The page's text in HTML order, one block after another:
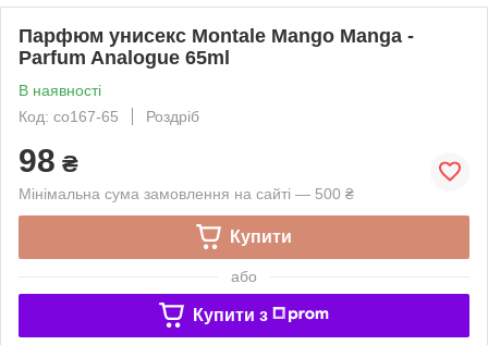
Парфюм унисекс Montale Mango Manga -
Parfum Analogue 65ml
В наявності
Код: co167-65
Роздріб
98 ₴
Мінімальна сума замовлення на сайті — 500 ₴
Купити
або
Купити з